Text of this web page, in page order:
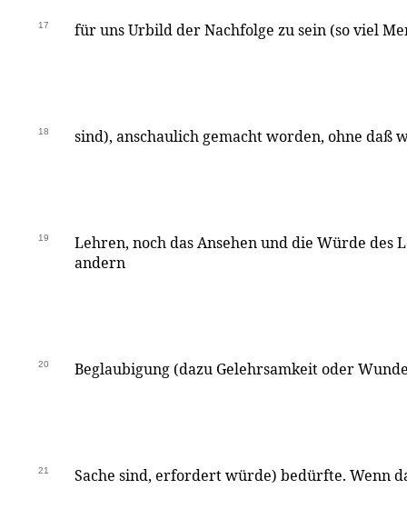
17 für uns Urbild der Nachfolge zu sein (so viel
18 sind), anschaulich gemacht worden, ohne daß
19
Lehren, noch das Ansehen und die Würde des
andern
20 Beglaubigung (dazu Gelehrsamkeit oder
21 Sache sind, erfordert würde) bedürfte. Wenn